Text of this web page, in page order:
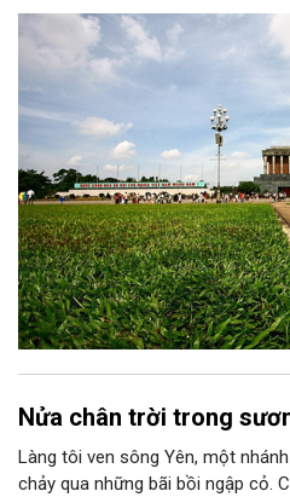
chiến lược trong Nghị quyết số
thành niềm tin, thành nhận thức
Nửa chân trời trong
Làng tôi ven sông Yên, một
chảy qua những bãi bồi ngập cỏ.